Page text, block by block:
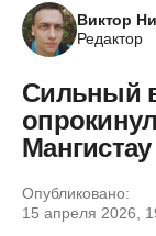
Виктор
Редактор
Сильный
Опубликовано:
15 апреля 2026,